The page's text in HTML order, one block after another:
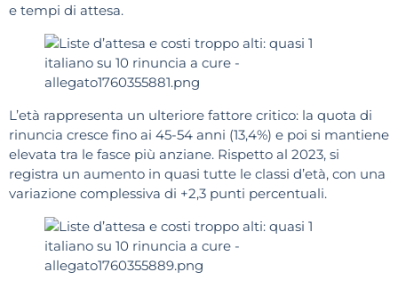
e tempi di attesa.
L’età rappresenta un ulteriore fattore critico: la quota di
rinuncia cresce fino ai 45-54 anni (13,4%) e poi si mantiene
elevata tra le fasce più anziane. Rispetto al 2023, si
registra un aumento in quasi tutte le classi d’età, con una
variazione complessiva di +2,3 punti percentuali.